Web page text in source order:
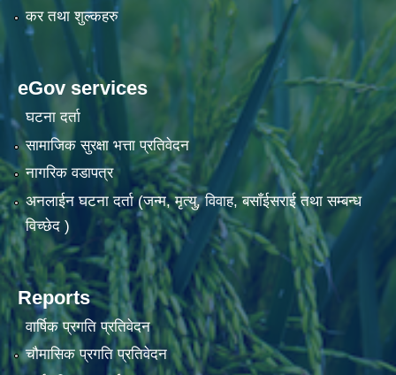
कर तथा शुल्कहरु
eGov services
घटना दर्ता
सामाजिक सुरक्षा भत्ता प्रतिवेदन
नागरिक वडापत्र
अनलाईन घटना दर्ता (जन्म, मृत्यु, विवाह, बसाँईसराई तथा सम्बन्ध
विच्छेद )
Reports
वार्षिक प्रगति प्रतिवेदन
चौमासिक प्रगति प्रतिवेदन